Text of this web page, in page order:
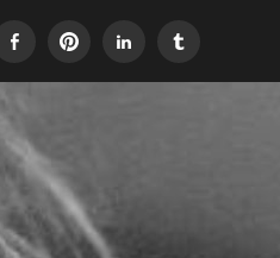
FacebookPinterestLinkedInTumblr